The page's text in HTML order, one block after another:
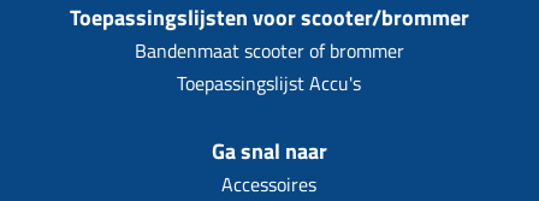
Toepassingslijsten voor scooter/brommer
Bandenmaat scooter of brommer
Toepassingslijst Accu's
Ga snal naar
Accessoires